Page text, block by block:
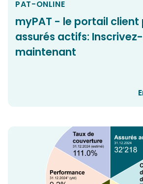
PAT-ONLINE
myPAT - le portail client
assurés actifs:
maintenant